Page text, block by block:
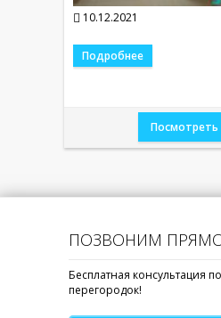
10.12.2021
Подробнее
Посмотреть
ПОЗВОНИМ
Бесплатная консультация
перегородок!